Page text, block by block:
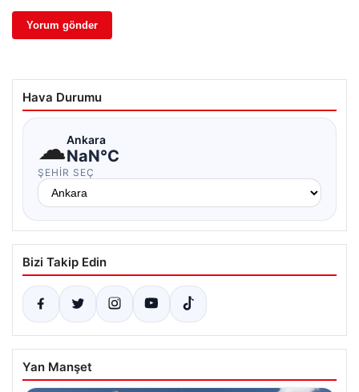
Hava Durumu
☁Ankara
NaN°C
ŞEHIR SEÇ
Bizi Takip Edin
Yan Manşet